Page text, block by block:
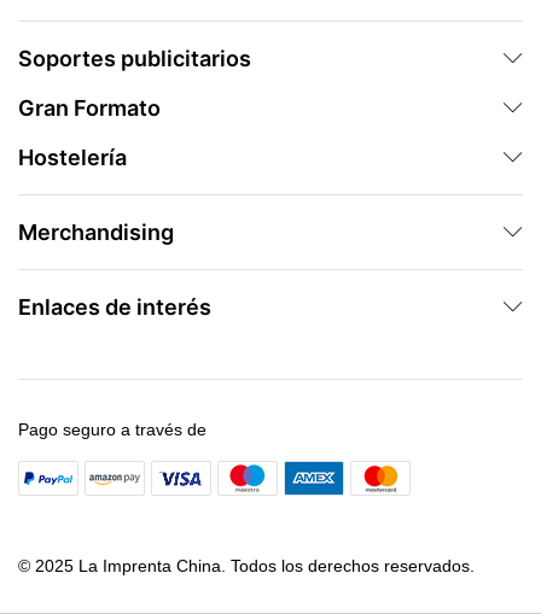
Soportes publicitarios
Gran Formato
Hostelería
Merchandising
Enlaces de interés
© 2025 La Imprenta China. Todos los derechos reservados.
Pago seguro a través de